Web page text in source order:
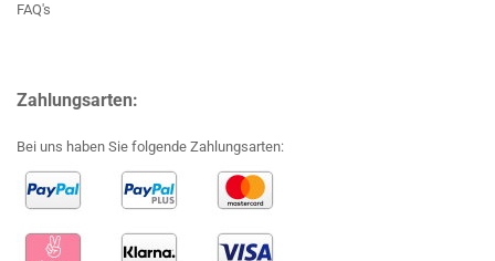
FAQ's
Zahlungsarten:
Bei uns haben Sie folgende Zahlungsarten: